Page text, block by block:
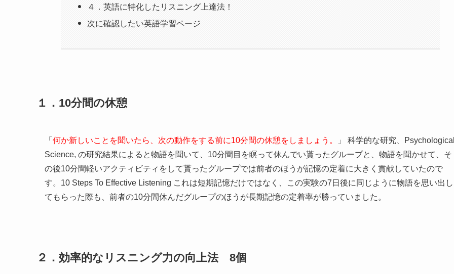
４．英語に特化したリスニング上達法！
次に確認したい英語学習ページ
１．10分間の休憩
「 何か新しいことを聞いたら、次の動作をする前に10分間の休憩をしましょう。
」 科学的な研究、
Science, の研究結果によると物語を聞いて、10分間目を瞑って休んでい貰ったグループと、物語を聞かせて、そ
の後10分間軽いアクティビティをして貰ったグループでは前者のほうが記憶の定着に大きく貢献していたので
す。10 Steps To Effective Listening これは短期記憶だけではなく、この実験の7日後に同じように物語を思い出し
てもらった際も、前者の10分間休んだグループのほうが長期記憶の定着率が勝っていました。
２．効率的なリスニング力の向上法 8個